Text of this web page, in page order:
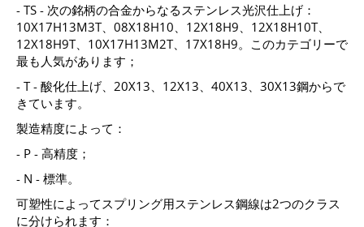
- TS - 次の銘柄の合金からなるステンレス光沢仕上げ：
10Х17Н13М3Т、08Х18Н10、12Х18Н9、12Х18Н10Т、
12Х18Н9Т、10Х17Н13М2Т、17Х18Н9。このカテゴリーで
最も人気があります；
- T - 酸化仕上げ、20Х13、12Х13、40Х13、30Х13鋼からで
きています。
製造精度によって：
- P - 高精度；
- N - 標準。
可塑性によってスプリング用ステンレス鋼線は2つのクラス
に分けられます：